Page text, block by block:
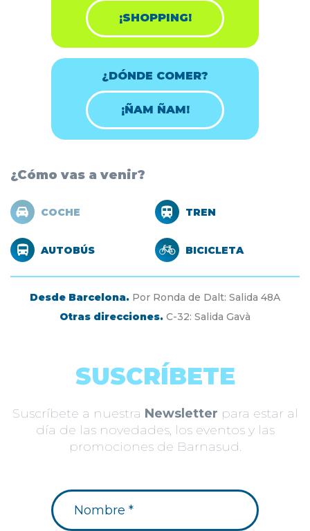
¡SHOPPING!
¿DÓNDE COMER?
¡ÑAM ÑAM!
¿Cómo vas a venir?
COCHE TREN
AUTOBÚS BICICLETA
Desde Barcelona. Por Ronda de Dalt: Salida 48A
Otras direcciones. C-32: Salida Gavà
SUSCRÍBETE
Suscríbete a nuestra Newsletter para estar al
día de las novedades, los eventos y las
promociones de Barnasud.